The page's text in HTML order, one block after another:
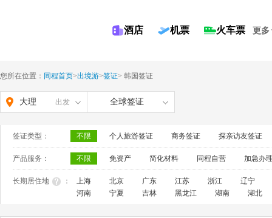
酒店 机票 火车票 更多
您所在位置： 同程首页>出境游>签证> 韩国签证
大理 出发 全球签证
签证类型： 不限 个人旅游签证 商务签证 探亲访友签证
产品服务： 不限 免资产 简化材料 同程自营 加急办
长期居住地 ： 上海 北京 广东 江苏 浙江
辽宁
河南
宁夏 吉林 黑龙江 湖南 湖北